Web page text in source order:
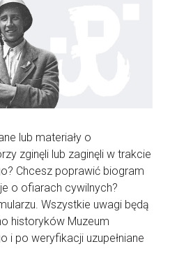
lub materiały o
zginęli lub zaginęli w trakcie
Chcesz poprawić biogram
o ofiarach cywilnych?
Wszystkie uwagi będą
historyków Muzeum
i po weryfikacji uzupełniane